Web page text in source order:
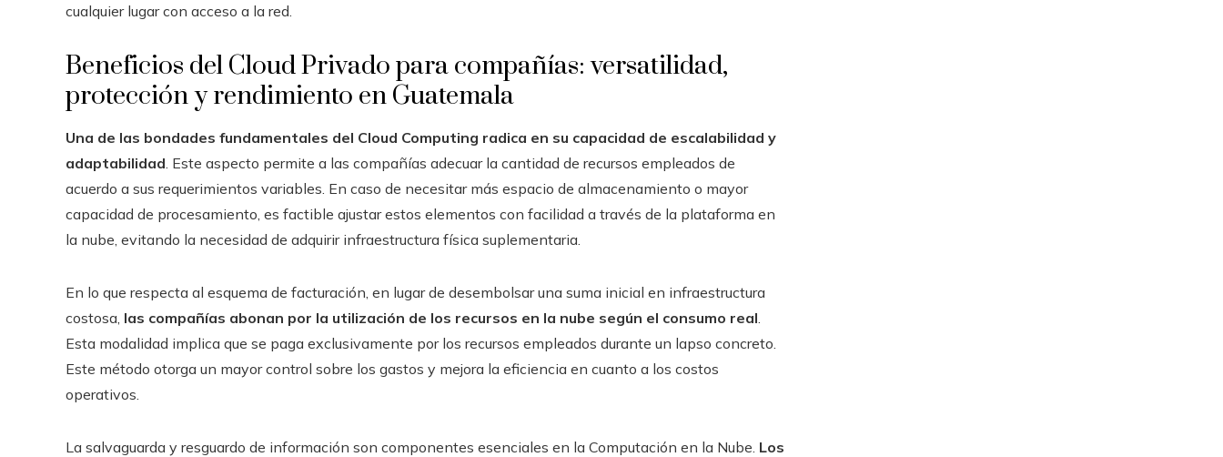
cualquier lugar con acceso a la red.
Beneficios del Cloud Privado para compañías: versatilidad,
protección y rendimiento en Guatemala
Una de las bondades fundamentales del Cloud Computing radica en su capacidad de escalabilidad y
adaptabilidad . Este aspecto permite a las compañías adecuar la cantidad de recursos empleados de
acuerdo a sus requerimientos variables. En caso de necesitar más espacio de almacenamiento o mayor
capacidad de procesamiento, es factible ajustar estos elementos con facilidad a través de la plataforma en
la nube, evitando la necesidad de adquirir infraestructura física suplementaria.
En lo que respecta al esquema de facturación, en lugar de desembolsar una suma inicial en infraestructura
costosa, las compañías abonan por la utilización de los recursos en la nube según el consumo real
Esta modalidad implica que se paga exclusivamente por los recursos empleados durante un lapso concreto.
Este método otorga un mayor control sobre los gastos y mejora la eficiencia en cuanto a los costos
operativos.
La salvaguarda y resguardo de información son componentes esenciales en la Computación en la Nube. Los